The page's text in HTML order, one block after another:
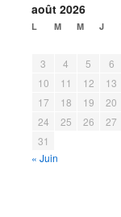
août 2026
L M M J
3
4 5 6
10
11 12 13
17
18 19 20
24
25 26 27
31
« Juin